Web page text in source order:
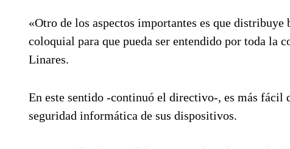
«Otro de los aspectos importantes es que
coloquial para que pueda ser entendido por toda la
Linares.
En este sentido -continuó el directivo-, es más fácil
seguridad informática de sus dispositivos.